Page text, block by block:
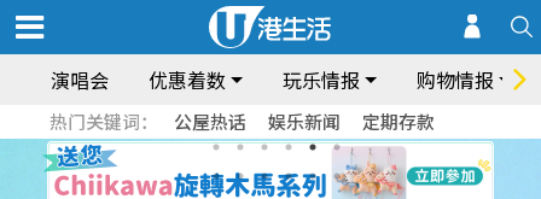
演唱会 优惠着数 玩乐情报 购物情报
热门关键词： 公屋热话 娱乐新闻 定期存款